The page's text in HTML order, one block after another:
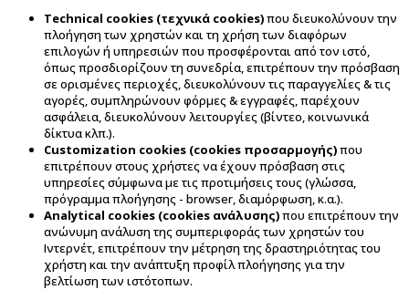
Technical cookies (τεχνικά cookies)που διευκολύνουν την
πλοήγηση των χρηστών και τη χρήση των διαφόρων
επιλογών ή υπηρεσιών που προσφέρονται από τον ιστό,
όπως προσδιορίζουν τη συνεδρία, επιτρέπουν την πρόσβαση
σε ορισμένες περιοχές, διευκολύνουν τις παραγγελίες & τις
αγορές, συμπληρώνουν φόρμες & εγγραφές, παρέχουν
ασφάλεια, διευκολύνουν λειτουργίες (βίντεο, κοινωνικά
δίκτυα κλπ.).
Customization cookies (cookies προσαρμογής)που
επιτρέπουν στους χρήστες να έχουν πρόσβαση στις
υπηρεσίες σύμφωνα με τις προτιμήσεις τους (γλώσσα,
πρόγραμμα πλοήγησης - browser, διαμόρφωση, κ.α.).
Analytical cookies (cookies ανάλυσης)που επιτρέπουν την
ανώνυμη ανάλυση της συμπεριφοράς των χρηστών του
Ιντερνέτ, επιτρέπουν την μέτρηση της δραστηριότητας του
χρήστη και την ανάπτυξη προφίλ πλοήγησης για την
βελτίωση των ιστότοπων.